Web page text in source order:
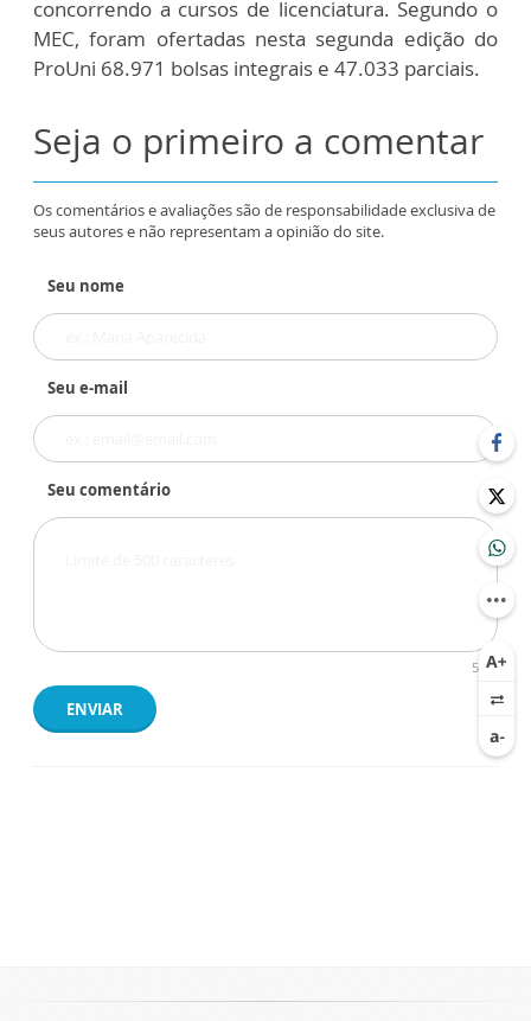
concorrendo a cursos de licenciatura. Segundo o
MEC, foram ofertadas nesta segunda edição do
ProUni 68.971 bolsas integrais e 47.033 parciais.
Seja o primeiro a comentar
Os comentários e avaliações são de responsabilidade exclusiva de
seus autores e não representam a opinião do site.
Seu nome
Seu e-mail
Seu comentário
500
ENVIAR